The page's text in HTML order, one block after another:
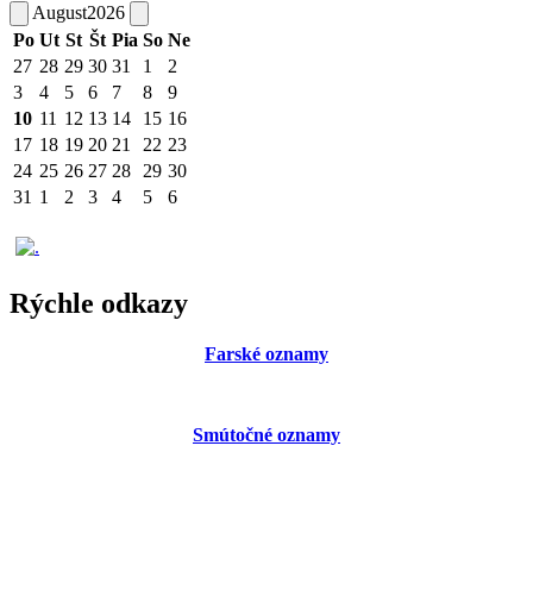
August2026
Po Ut St Št Pia So Ne
27 28 29 30 31 1
2
3
4 5 6 7 8
9
10 11 12 13 14 15 16
17 18 19 20 21 22 23
24 25 26 27 28 29 30
31 1 2 3 4 5 6
Rýchle odkazy
Farské oznamy
Smútočné oznamy